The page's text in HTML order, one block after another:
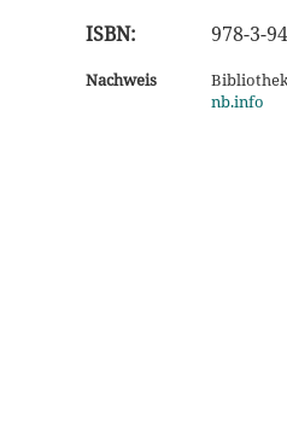
ISBN:
978-3-
Nachweis
nb.info